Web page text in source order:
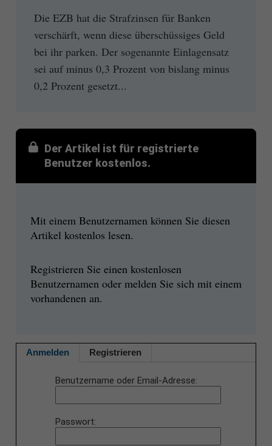
Die EZB hat die Strafzinsen für Banken
verschärft, wenn diese überschüssiges Geld
bei ihr parken. Der sogenannte Einlagensatz
sei auf minus 0,3 Prozent von bislang minus
0,2 Prozent gesetzt...
Der Artikel ist für registrierte
Benutzer kostenlos.
Mit einem Benutzernamen können Sie diesen
Artikel kostenlos lesen.
Registrieren Sie einen kostenlosen
Benutzernamen oder melden Sie sich mit einem
vorhandenen an.
Anmelden Registrieren
Benutzername oder Email-Adresse
Passwort